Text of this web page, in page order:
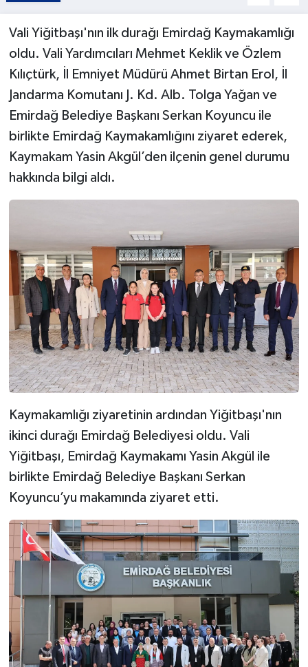
Vali Yiğitbaşı'nın ilk durağı Emirdağ Kaymakamlığı
oldu. Vali Yardımcıları Mehmet Keklik ve Özlem
Kılıçtürk, İl Emniyet Müdürü Ahmet Birtan Erol, İl
Jandarma Komutanı J. Kd. Alb. Tolga Yağan ve
Emirdağ Belediye Başkanı Serkan Koyuncu ile
birlikte Emirdağ Kaymakamlığını ziyaret ederek,
Kaymakam Yasin Akgül’den ilçenin genel durumu
hakkında bilgi aldı.
Kaymakamlığı ziyaretinin ardından Yiğitbaşı'nın
ikinci durağı Emirdağ Belediyesi oldu. Vali
Yiğitbaşı, Emirdağ Kaymakamı Yasin Akgül ile
birlikte Emirdağ Belediye Başkanı Serkan
Koyuncu’yu makamında ziyaret etti.